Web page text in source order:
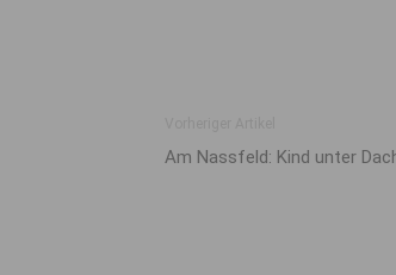
Am Nassfeld: Kind unter